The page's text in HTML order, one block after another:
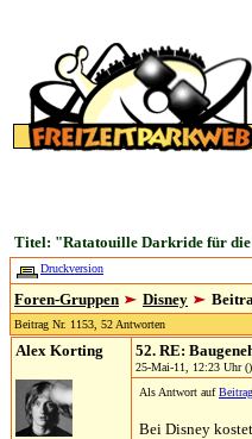
Titel: "Ratatouille Darkride für die
Druckversion
Foren-Gruppen Disney
Beitrag Nr. 1153, 52 Antworten
Alex Korting 52. RE:
25-Mai-11, 12:23 Uhr ()
Als Antwort auf
Bei Disney